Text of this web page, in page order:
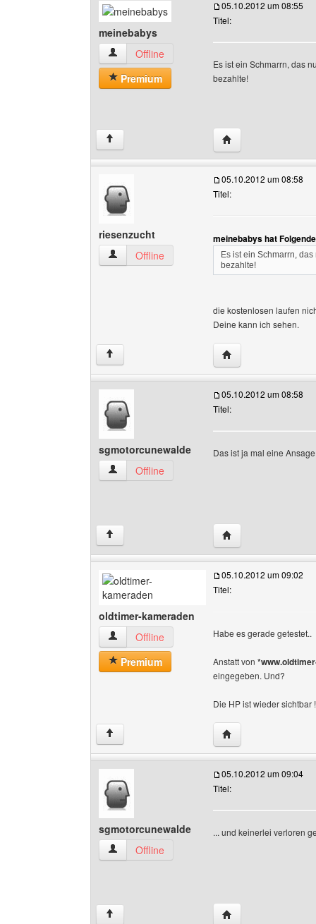
meinebabys
meinebabys Benutzer-Profile anzeigen
Offline
Premium
05.10.2012 um 08:55
Titel:
Es ist ein Schmarrn, das
bezahlte!
↑ Website dieses
riesenzucht
riesenzucht Benutzer-Profile anzeigen
Offline
05.10.2012 um 08:58
Titel:
meinebabys hat
Es ist ein Schmarrn,
bezahlte!
die kostenlosen laufen
Deine kann ich sehen.
↑ Website dieses
sgmotorcunewalde
sgmotorcunewalde Benutzer-Profile anzeigen
Offline
05.10.2012 um 08:58
Titel:
Das ist ja mal eine
↑ Website dieses
oldtimer-kameraden
oldtimer-kameraden Benutzer-Profile anzeigen
Offline
Premium
05.10.2012 um 09:02
Titel:
Habe es gerade getestet..
Anstatt von
eingegeben. Und?
Die HP ist wieder sichtbar !
↑ Website dieses
sgmotorcunewalde
sgmotorcunewalde Benutzer-Profile anzeigen
Offline
05.10.2012 um 09:04
Titel:
... und keinerlei verloren
↑ Website dieses